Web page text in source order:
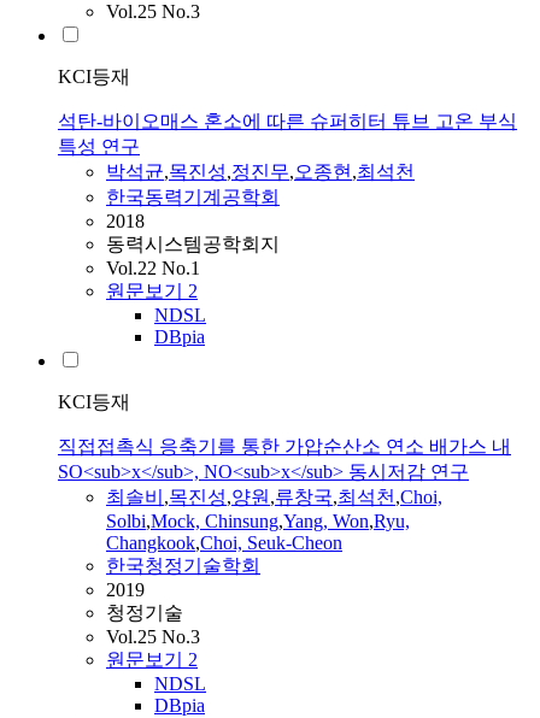
Vol.25 No.3
KCI등재
석탄-바이오매스 혼소에 따른 슈퍼히터 튜브 고온 부식
특성 연구
박석균,목진성,정진무,오종현,최석천
한국동력기계공학회
2018
동력시스템공학회지
Vol.22 No.1
원문보기 2
NDSL
DBpia
KCI등재
직접접촉식 응축기를 통한 가압순산소 연소 배가스 내
SO<sub>x</sub>, NO<sub>x</sub> 동시저감 연구
최솔비 ,목진성,양원,류창국,최석천,Choi,
Solbi,Mock, Chinsung,Yang, Won,Ryu,
Changkook,Choi, Seuk-Cheon
한국청정기술학회
2019
청정기술
Vol.25 No.3
원문보기 2
NDSL
DBpia